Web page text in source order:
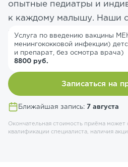
опытные педиатры и
к каждому малышу. Наши
используют только
которые хранятся с
норм.
Ближайшая запись: 7 августа
Услуга по введению вакцины
менингококковой инфекции)
и препарат, без осмотра врача)
8800 руб.
Записаться на
Окончательная стоимость приёма может
квалификации специалиста, наличия